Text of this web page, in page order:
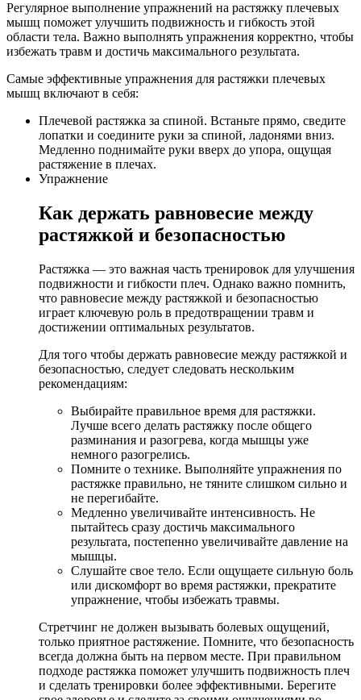
Регулярное выполнение упражнений на растяжку плечевых
мышц поможет улучшить подвижность и гибкость этой
области тела. Важно выполнять упражнения корректно, чтобы
избежать травм и достичь максимального результата.
Самые эффективные упражнения для растяжки плечевых
мышц включают в себя:
Плечевой растяжка за спиной. Встаньте прямо, сведите
лопатки и соедините руки за спиной, ладонями вниз.
Медленно поднимайте руки вверх до упора, ощущая
растяжение в плечах.
Упражнение
Как держать равновесие между
растяжкой и безопасностью
Растяжка — это важная часть тренировок для улучшения
подвижности и гибкости плеч. Однако важно помнить,
что равновесие между растяжкой и безопасностью
играет ключевую роль в предотвращении травм и
достижении оптимальных результатов.
Для того чтобы держать равновесие между растяжкой и
безопасностью, следует следовать нескольким
рекомендациям:
Выбирайте правильное время для растяжки.
Лучше всего делать растяжку после общего
разминания и разогрева, когда мышцы уже
немного разогрелись.
Помните о технике. Выполняйте упражнения по
растяжке правильно, не тяните слишком сильно и
не перегибайте.
Медленно увеличивайте интенсивность. Не
пытайтесь сразу достичь максимального
результата, постепенно увеличивайте давление на
мышцы.
Слушайте свое тело. Если ощущаете сильную боль
или дискомфорт во время растяжки, прекратите
упражнение, чтобы избежать травмы.
Стретчинг не должен вызывать болевых ощущений,
только приятное растяжение. Помните, что безопасность
всегда должна быть на первом месте. При правильном
подходе растяжка поможет улучшить подвижность плеч
и сделать тренировки более эффективными. Берегите